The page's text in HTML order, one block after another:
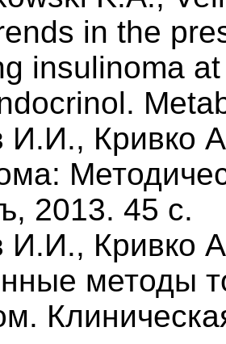
in the
insulinoma
И.И., Кривко
2013. 45 с.
И.И., Кривко
методы